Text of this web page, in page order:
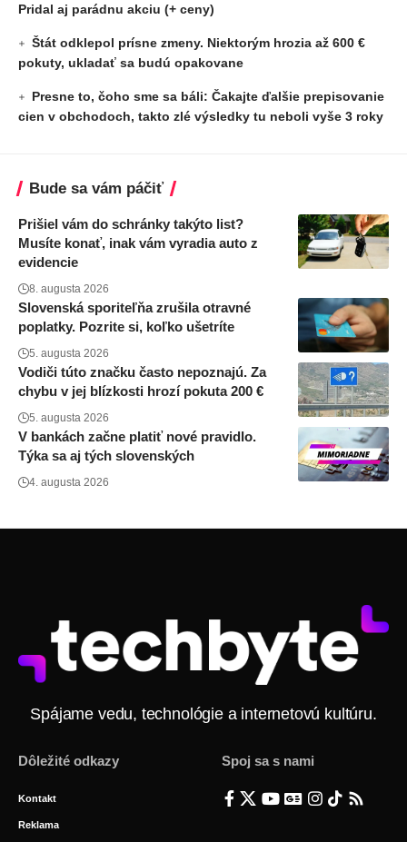
Pridal aj parádnu akciu (+ ceny)
Štát odklepol prísne zmeny. Niektorým hrozia až 600 €
pokuty, ukladať sa budú opakovane
Presne to, čoho sme sa báli: Čakajte ďalšie prepisovanie
cien v obchodoch, takto zlé výsledky tu neboli vyše 3 roky
Bude sa vám páčiť
Prišiel vám do schránky takýto list?
Musíte konať, inak vám vyradia auto z
evidencie
8. augusta 2026
Slovenská sporiteľňa zrušila otravné
poplatky. Pozrite si, koľko ušetríte
5. augusta 2026
Vodiči túto značku často nepoznajú. Za
chybu v jej blízkosti hrozí pokuta 200 €
5. augusta 2026
V bankách začne platiť nové pravidlo.
Týka sa aj tých slovenských
4. augusta 2026
Spájame vedu, technológie a internetovú kultúru.
Dôležité odkazy
Kontakt
Reklama
Spoj sa s nami